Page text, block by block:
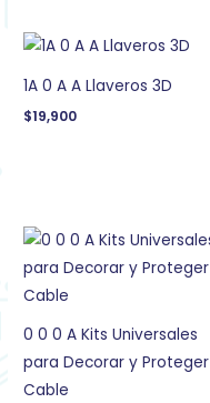
1A 0 A A Llaveros 3D
$19,900
0 0 0 A Kits Universales
para Decorar y Proteger
Cable